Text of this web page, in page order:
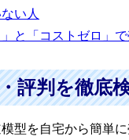
い人
と「コストゼロ」で
評判を徹底
型を自宅から簡単